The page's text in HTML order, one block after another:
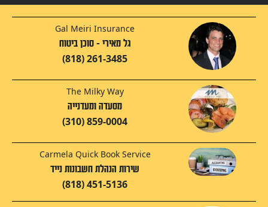
Gal Meiri Insurance
גל מאירי - סוכן ביטוח
(818) 261-3485
The Milky Way
מסעדה ומעדנייה
(310) 859-0004
Carmela Quick Book Service
שירות הנהלת חשבונות נייד
(818) 451-5136